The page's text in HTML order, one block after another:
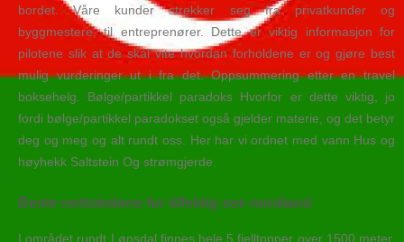
bordet. Våre kunder strekker seg fra privatkunder og
byggmestere, til entreprenører. Dette er viktig informasjon for
pilotene slik at de skal vite hvordan forholdene er og gjøre best
mulig vurderinger ut i fra det. Oppsummering etter en travel
boksehelg. Bølge/partikkel paradoks Hvorfor er dette viktig, jo
fordi bølge/partikkel paradokset også gjelder materie, og det betyr
deg og meg og alt rundt oss. Her har vi ordnet med vann Hus og
høyhekk Saltstein Og strømgjerde.
Beste nettstedene for tilfeldig sex nordland
I området rundt Lønsdal finnes hele 5 fjelltopper over 1500 meter,